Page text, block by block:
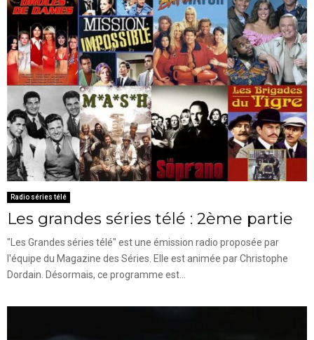
Radio séries télé
Les grandes séries télé : 2ème partie
"Les Grandes séries télé" est une émission radio proposée par
l'équipe du Magazine des Séries. Elle est animée par Christophe
Dordain. Désormais, ce programme est...